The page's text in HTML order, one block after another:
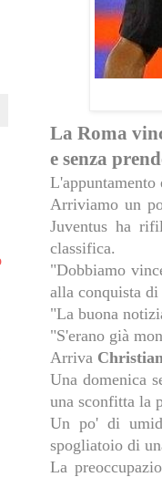
La Roma
e senza
L'appuntamento
Arriviamo un
Juventus ha
classifica.
"Dobbiamo
alla conquista
"La buona
"S'erano già
Arriva Christian
Una domenica
una sconfitta la
Un po' di
spogliatoio di
La